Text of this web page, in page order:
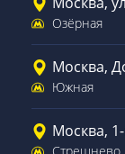
Озёрная
Москва,
Южная
Москва,
Стрешнево